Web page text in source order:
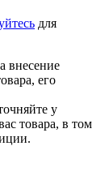
для
внесение
его
у
товара, в том